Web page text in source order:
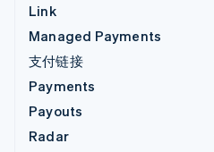
Link
Managed Payments
支付链接
Payments
Payouts
Radar